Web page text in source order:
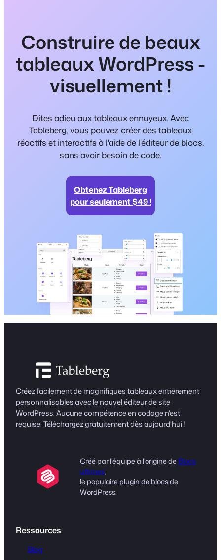
Construire de beaux
tableaux WordPress -
visuellement !
Dites adieu aux tableaux ennuyeux. Avec
Tableberg, vous pouvez créer des tableaux
réactifs et interactifs à l'aide de l'éditeur de blocs,
sans avoir besoin de code.
Obtenez Tableberg
pour seulement $49 !
Créez facilement de magnifiques tableaux entièrement
personnalisables avec le nouvel éditeur de site
WordPress. Aucune compétence en codage n'est
requise. Téléchargez gratuitement dès aujourd'hui !
Créé par l'équipe à l'origine deBlocs
ultimes,
le populaire plugin de blocs de
WordPress.
Ressources
Blog